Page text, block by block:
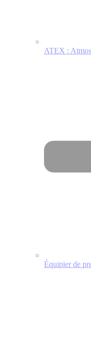
ATEX :
Équipier de